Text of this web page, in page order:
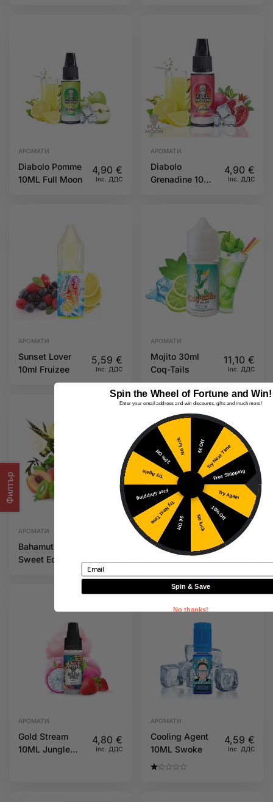
Филтър
АРОМАТИ
Diabolo Pomme
10ML Full Moon
4,90 €
Inc. ДДС
АРОМАТИ
Diabolo
Grenadine 10ML
4,90 €
Inc. ДДС
АРОМАТИ
Sunset Lover
10ml Fruizee
5,59 €
Inc. ДДС
АРОМАТИ
Mojito 30ml
Coq-Tails
11,10 €
Inc. ДДС
АРОМАТИ
Bahamut
Sweet Edition
АРОМАТИ
Shinobi Sweet
Edition 30ML
11,10
АРОМАТИ
Gold Stream
10ML Jungle
4,80 €
Inc. ДДС
АРОМАТИ
Cooling Agent
10ML Swoke
4,59 €
Inc. ДДС
Spin the Wheel of Fortune and Win!
Enter your email address and win discounts, gifts and much more!
5€ OffTry Next Time
Free Shipping
Try Again
10% Off
No luck
5€ Off
Try Next Time
Free Shipping
Try Again
10% Off
No luck
Email
Spin & Save
No thanks!